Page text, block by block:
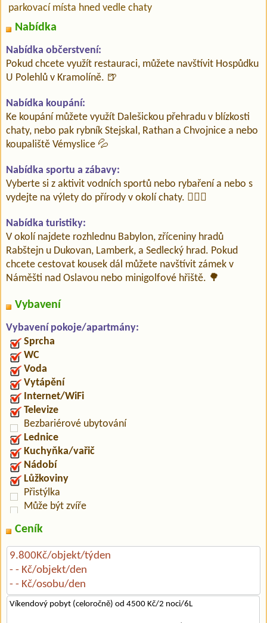
parkovací místa hned vedle chaty
Nabídka
Nabídka občerstvení:
Pokud chcete využít restauraci, můžete navštívit Hospůdku
U Polehlů v Kramolíně. 🍺
Nabídka koupání:
Ke koupání můžete využít Dalešickou přehradu v blízkosti
chaty, nebo pak rybník Stejskal, Rathan a Chvojnice a nebo
koupaliště Vémyslice 💦
Nabídka sportu a zábavy:
Vyberte si z aktivit vodních sportů nebo rybaření a nebo s
vydejte na výlety do přírody v okolí chaty. 🏄‍♀️🎣
Nabídka turistiky:
V okolí najdete rozhlednu Babylon, zříceniny hradů
Rabštejn u Dukovan, Lamberk, a Sedlecký hrad. Pokud
chcete cestovat kousek dál můžete navštívit zámek v
Náměšti nad Oslavou nebo minigolfové hřiště. 🌳
Vybavení
Vybavení pokoje/apartmány:
Sprcha
WC
Voda
Vytápění
Internet/WiFi
Televize
Bezbariérové ubytování
Lednice
Kuchyňka/vařič
Nádobí
Lůžkoviny
Přistýlka
Může být zvíře
Ceník
9.800Kč/objekt/týden
- - Kč/objekt/den
- - Kč/osobu/den
Víkendový pobyt (celoročně) od 4500 Kč/2 noci/6L